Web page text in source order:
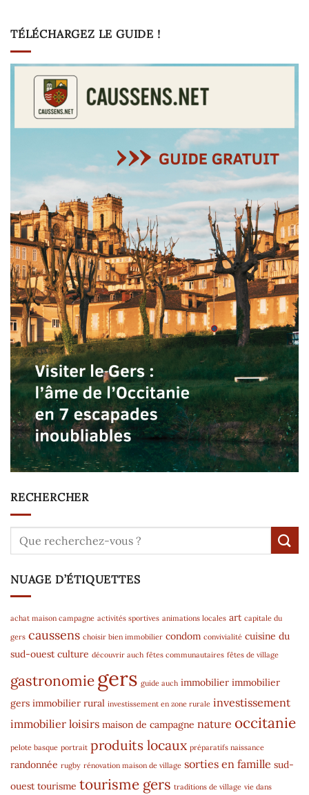
TÉLÉCHARGEZ LE GUIDE !
RECHERCHER
NUAGE D’ÉTIQUETTES
achat maison campagne activités sportives animations locales art capitale du
gers caussens choisir bien immobilier condom convivialité cuisine du
sud-ouest culture découvrir auch fêtes communautaires fêtes de village
gastronomiegers guide auch immobilier immobilier
gers immobilier rural investissement en zone rurale investissement
immobilier loisirs maison de campagne nature occitanie
pelote basque portrait produits locaux préparatifs naissance
randonnée rugby rénovation maison de village sorties en famille sud-
ouest tourisme tourisme gers traditions de village vie dans